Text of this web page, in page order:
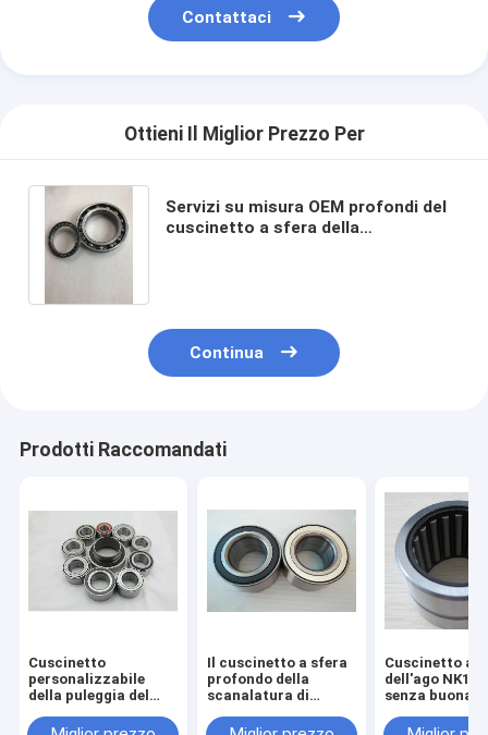
Contattaci
Ottieni Il Miglior Prezzo Per
Servizi su misura OEM profondi del
cuscinetto a sfera della
Continua
Prodotti Raccomandati
Cuscinetto
personalizzabile
della puleggia del
a sfera
Il cuscinetto a sfera
profondo della
scanalatura di
compatta,
Cuscinetto a
dell'ago NK12/
senza buona
di capacità di